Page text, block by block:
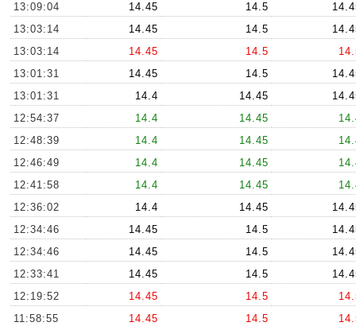
13:09:04
14.45 14.5
13:03:14
14.45 14.5
13:03:14
14.45 14.5
13:01:31
14.45 14.5
13:01:31
14.4 14.45
12:54:37
14.4 14.45
12:48:39
14.4 14.45
12:46:49
14.4 14.45
12:41:58
14.4 14.45
12:36:02
14.4 14.45
12:34:46
14.45 14.5
12:34:46
14.45 14.5
12:33:41
14.45 14.5
12:19:52
14.45 14.5
11:58:55
14.45 14.5